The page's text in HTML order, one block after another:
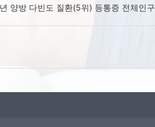
다빈도 질환(5위) 등통증 전체인구의 10% 차지